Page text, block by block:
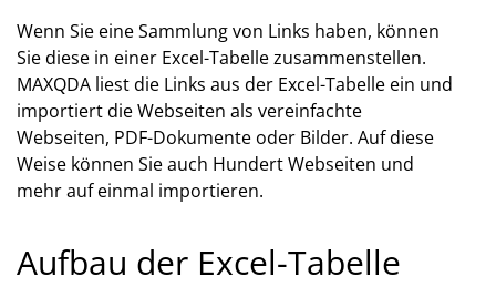
Wenn Sie eine Sammlung von Links haben, können
Sie diese in einer Excel-Tabelle zusammenstellen.
MAXQDA liest die Links aus der Excel-Tabelle ein und
importiert die Webseiten als vereinfachte
Webseiten, PDF-Dokumente oder Bilder. Auf diese
Weise können Sie auch Hundert Webseiten und
mehr auf einmal importieren.
Aufbau der Excel-Tabelle